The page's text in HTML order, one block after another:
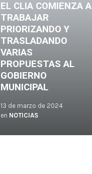
EL CLIA COMIENZA A
TRABAJAR
PRIORIZANDO Y
TRASLADANDO
VARIAS
PROPUESTAS AL
GOBIERNO
MUNICIPAL
13 de marzo de 2024
en NOTICIAS